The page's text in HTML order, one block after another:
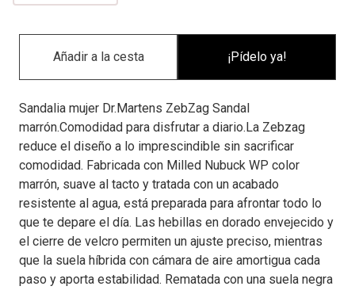
¡Pídelo ya!
Sandalia mujer Dr.Martens ZebZag Sandal
marrón.Comodidad para disfrutar a diario.La Zebzag
reduce el diseño a lo imprescindible sin sacrificar
comodidad. Fabricada con Milled Nubuck WP color
marrón, suave al tacto y tratada con un acabado
resistente al agua, está preparada para afrontar todo lo
que te depare el día. Las hebillas en dorado envejecido y
el cierre de velcro permiten un ajuste preciso, mientras
que la suela híbrida con cámara de aire amortigua cada
paso y aporta estabilidad. Rematada con una suela negra